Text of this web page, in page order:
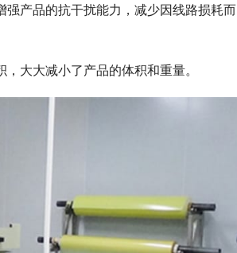
产品的抗干扰能力，减少因线路损耗而
大大减小了产品的体积和重量。